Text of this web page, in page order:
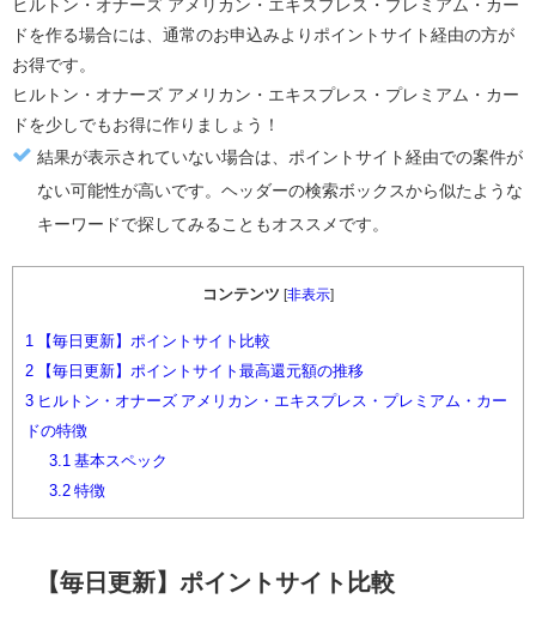
ヒルトン・オナーズ アメリカン・エキスプレス・プレミアム・カー
ド を作る場合には、通常のお申込みより ポイントサイト経由の方が
お得です。
ヒルトン・オナーズ アメリカン・エキスプレス・プレミアム・カー
ド を少しでもお得に作りましょう！
結果が表示されていない場合は、ポイントサイト経由での案件が
ない可能性が高いです。ヘッダーの検索ボックスから似たような
キーワードで探してみることもオススメです。
コンテンツ [非表示]
1
【毎日更新】ポイントサイト比較
2 【毎日更新】ポイントサイト最高還元額の推移
3 ヒルトン・オナーズ アメリカン・エキスプレス・プレミアム・カー
ドの特徴
3.1 基本スペック
3.2特徴
【毎日更新】ポイントサイト比較